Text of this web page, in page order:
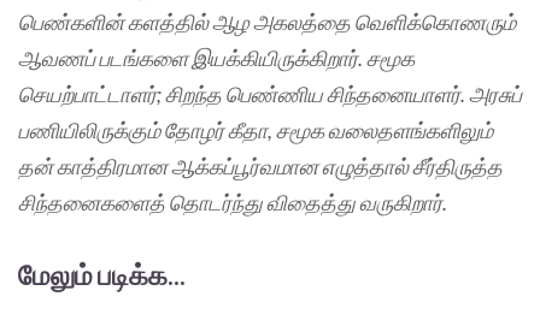
பெண்களின் களத்தில் ஆழ அகலத்தை வெளிக்கொணரும்
ஆவணப் படங்களை இயக்கியிருக்கிறார். சமூக
செயற்பாட்டாளர்; சிறந்த பெண்ணிய சிந்தனையாளர். அரசுப்
பணியிலிருக்கும் தோழர் கீதா, சமூக வலைதளங்களிலும்
தன் காத்திரமான ஆக்கப்பூர்வமான எழுத்தால் சீர்திருத்த
சிந்தனைகளைத் தொடர்ந்து விதைத்து வருகிறார்.
மேலும் படிக்க...